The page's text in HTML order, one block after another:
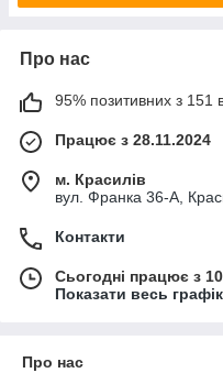
Про нас
95% позитивних з 151
Працює з 28.11.2024
м. Красилів
вул. Франка 36-А,
Контакти
Сьогодні працює з
Показати весь
Про нас